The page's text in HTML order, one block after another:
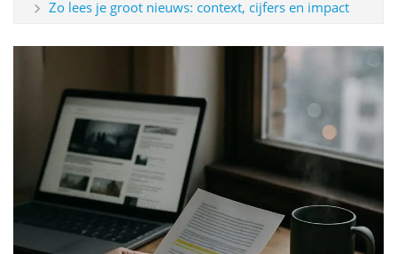
Zo lees je groot nieuws: context, cijfers en impact